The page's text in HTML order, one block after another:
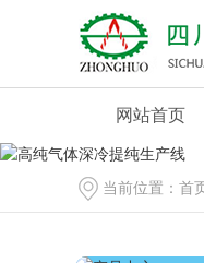
网站首页
当前位置： 首